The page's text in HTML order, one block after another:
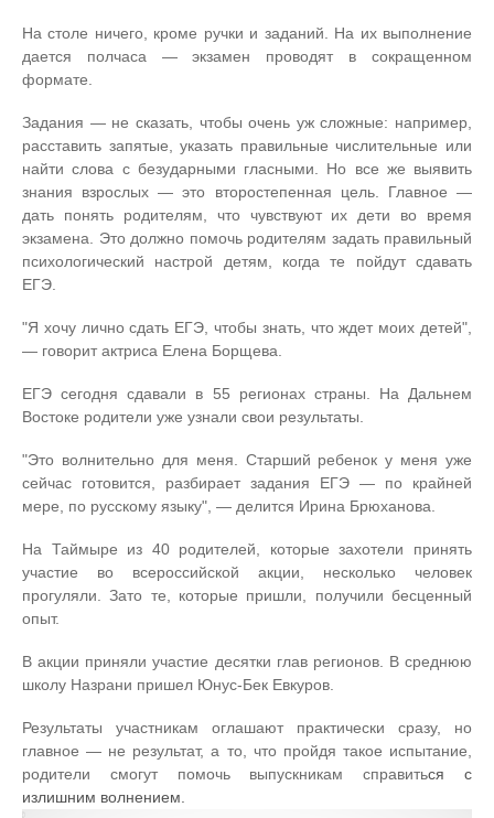
На столе ничего, кроме ручки и заданий. На их выполнение
дается полчаса — экзамен проводят в сокращенном
формате.
Задания — не сказать, чтобы очень уж сложные: например,
расставить запятые, указать правильные числительные или
найти слова с безударными гласными. Но все же выявить
знания взрослых — это второстепенная цель. Главное —
дать понять родителям, что чувствуют их дети во время
экзамена. Это должно помочь родителям задать правильный
психологический настрой детям, когда те пойдут сдавать
ЕГЭ.
"Я хочу лично сдать ЕГЭ, чтобы знать, что ждет моих детей",
— говорит актриса Елена Борщева.
ЕГЭ сегодня сдавали в 55 регионах страны. На Дальнем
Востоке родители уже узнали свои результаты.
"Это волнительно для меня. Старший ребенок у меня уже
сейчас готовится, разбирает задания ЕГЭ — по крайней
мере, по русскому языку", — делится Ирина Брюханова.
На Таймыре из 40 родителей, которые захотели принять
участие во всероссийской акции, несколько человек
прогуляли. Зато те, которые пришли, получили бесценный
опыт.
В акции приняли участие десятки глав регионов. В среднюю
школу Назрани пришел Юнус-Бек Евкуров.
Результаты участникам оглашают практически сразу, но
главное — не результат, а то, что пройдя такое испытание,
родители смогут помочь выпускникам справиться с
излишним волнением.